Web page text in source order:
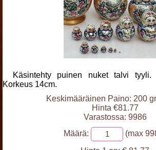
Käsintehty puinen nuket talvi tyyli.
Korkeus 14cm.
Keskimääräinen Paino: 200
Hinta €81.77
Varastossa: 9986
Määrä:
(max